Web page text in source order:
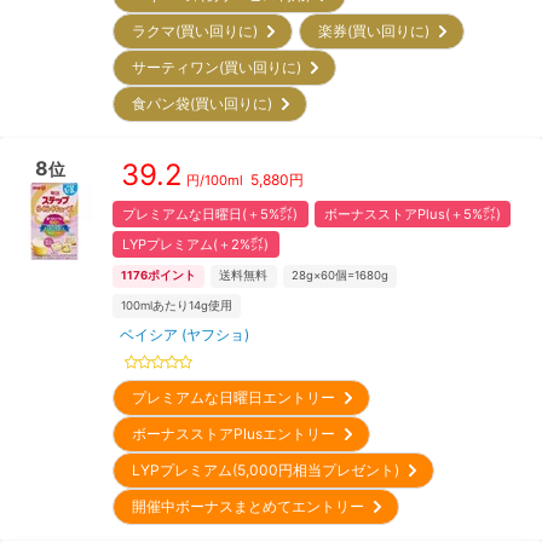
ラクマ(買い回りに)
楽券(買い回りに)
サーティワン(買い回りに)
食パン袋(買い回りに)
8位 39.2 円/100ml 5,880円
プレミアムな日曜日(＋5%㌽)
ボーナスストアPlus(＋5%㌽)
LYPプレミアム(＋2%㌽)
1176ポイント 送料無料 28g×60個=1680g
100mlあたり14g使用
ベイシア (ヤフショ)
プレミアムな日曜日エントリー
ボーナスストアPlusエントリー
LYPプレミアム(5,000円相当プレゼント)
開催中ボーナスまとめてエントリー